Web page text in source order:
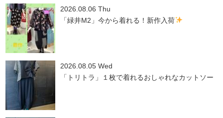
2026.08.06 Thu
「緑井M2」今から着れる！新作入荷
2026.08.05 Wed
「トリトラ」１枚で着れるおしゃれなカットソー